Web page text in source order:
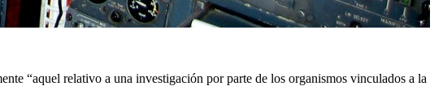
“aquel relativo a una investigación por parte de los organismos vinculados a la